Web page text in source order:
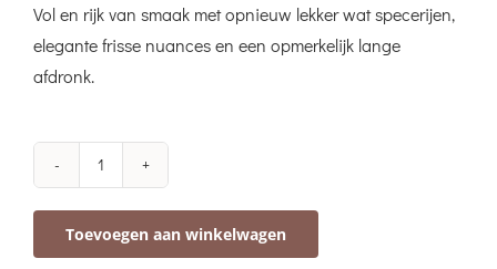
Vol en rijk van smaak met opnieuw lekker wat specerijen,
elegante frisse nuances en een opmerkelijk lange
afdronk.
Château
Martinolles
Chardonnay
Toevoegen aan winkelwagen